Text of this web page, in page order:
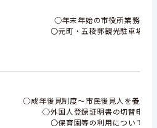
○年末年始の市役所業務
〇元町・五稜郭観光駐車場
○成年後見制度～市民後見人を養成し
○外国人登録証明書の切替申請
〇保育園等の利用について